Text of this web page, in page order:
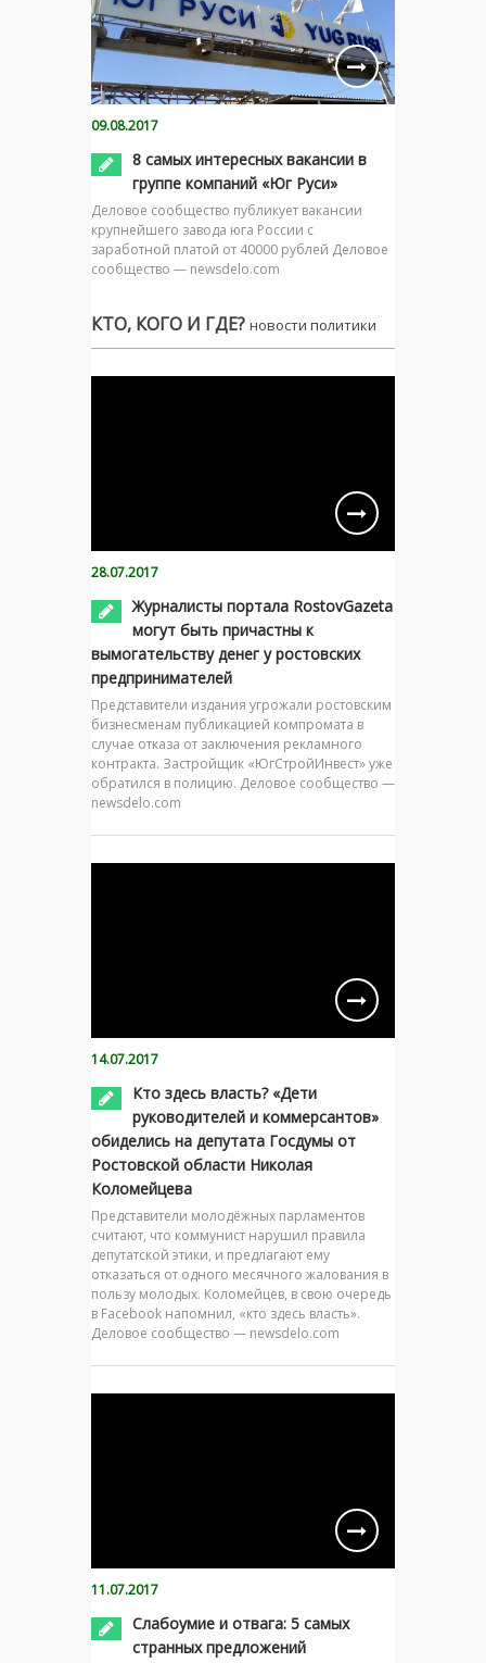
09.08.2017
8 самых интересных вакансии в
группе компаний «Юг Руси»
Деловое сообщество публикует вакансии
крупнейшего завода юга России с
заработной платой от 40000 рублей Деловое
сообщество — newsdelo.com
КТО, КОГО И ГДЕ? новости политики
28.07.2017
Журналисты портала RostovGazeta
могут быть причастны к
вымогательству денег у ростовских
предпринимателей
Представители издания угрожали ростовским
бизнесменам публикацией компромата в
случае отказа от заключения рекламного
контракта. Застройщик «ЮгСтройИнвест» уже
обратился в полицию. Деловое сообщество —
newsdelo.com
14.07.2017
Кто здесь власть? «Дети
руководителей и коммерсантов»
обиделись на депутата Госдумы от
Ростовской области Николая
Коломейцева
Представители молодёжных парламентов
считают, что коммунист нарушил правила
депутатской этики, и предлагают ему
отказаться от одного месячного жалования в
пользу молодых. Коломейцев, в свою очередь
в Facebook напомнил, «кто здесь власть».
Деловое сообщество — newsdelo.com
11.07.2017
Слабоумие и отвага: 5 самых
странных предложений